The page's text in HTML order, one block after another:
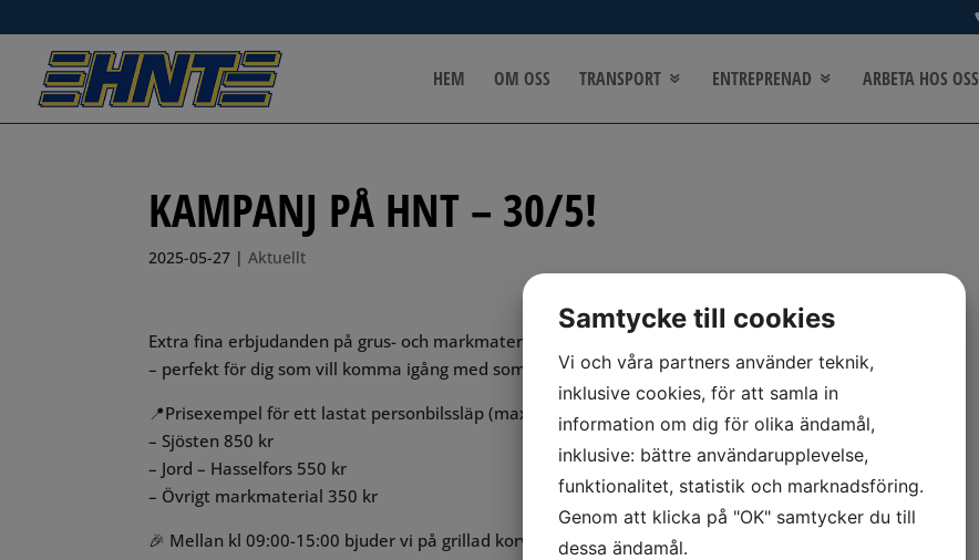
HEM OM OSS TRANSPORT ENTREPRENAD ARBETA HOS OSS
KAMPANJ PÅ HNT – 30/5!
2025-05-27 |Aktuellt
Extra fina erbjudanden på grus- och markmaterial samt Hasselfors kvalitetsjordar
– perfekt för dig som vill komma igång med sommarens projekt.
📍Prisexempel för ett lastat personbilssläp (max 750 kg):
– Sjösten 850 kr
– Jord – Hasselfors 550 kr
– Övrigt markmaterial 350 kr
🎉 Mellan kl 09:00-15:00 bjuder vi på grillad korv och kaffe
Samtycke till cookies
Vi och våra partners använder teknik,
inklusive cookies, för att samla in
information om dig för olika ändamål,
inklusive: bättre användarupplevelse,
funktionalitet, statistik och marknadsföring.
Genom att klicka på "OK" samtycker du till
dessa ändamål.